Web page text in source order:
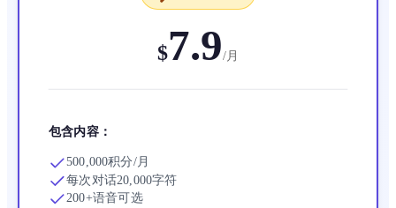
$7.9/月
包含内容：
500,000积分/月
每次对话20,000字符
200+语音可选